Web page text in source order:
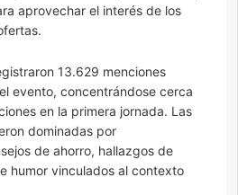
aprovechar el interés de los
13.629 menciones
evento, concentrándose cerca
en la primera jornada. Las
dominadas por
de ahorro, hallazgos de
humor vinculados al contexto